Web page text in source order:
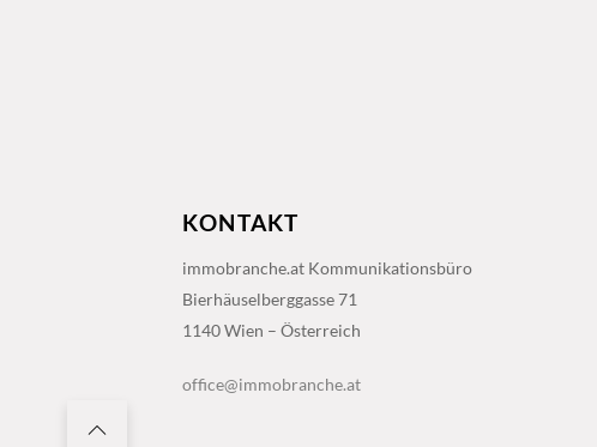
KONTAKT
immobranche.at Kommunikationsbüro
Bierhäuselberggasse 71
1140 Wien – Österreich
office@immobranche.at